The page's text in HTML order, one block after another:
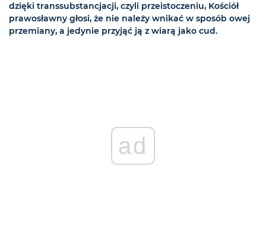
dzięki transsubstancjacji, czyli przeistoczeniu, Kościół
prawosławny głosi, że nie należy wnikać w sposób owej
przemiany, a jedynie przyjąć ją z wiarą jako cud.
ad